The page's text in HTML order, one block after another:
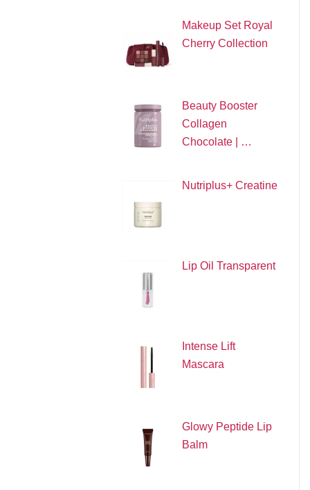
Makeup Set Royal
Cherry Collection
Beauty Booster
Collagen
Chocolate | …
Nutriplus+ Creatine
Lip Oil Transparent
Intense Lift
Mascara
Glowy Peptide Lip
Balm